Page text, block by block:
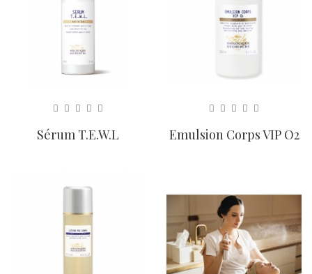
Sérum T.E.W.L Emulsion Corps VIP O2